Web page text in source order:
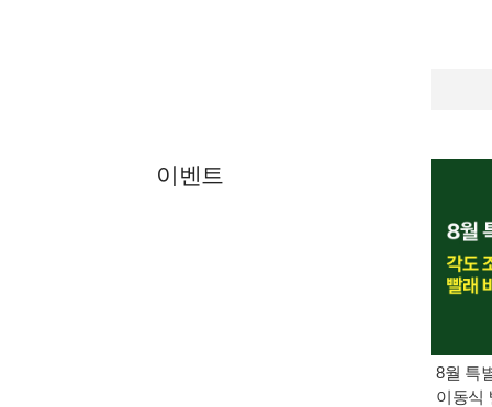
이벤트
8월 특
이동식